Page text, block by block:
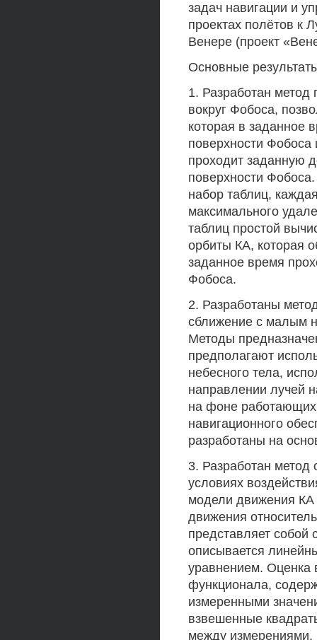
задач навигации и
проектах полётов к
Венере (проект
Основные
1. Разработан метод
вокруг Фобоса,
которая в заданное
поверхности
проходит заданную
поверхности
набор таблиц,
максимального
таблиц простой
орбиты КА, которая
заданное время
Фобоса.
2. Разработаны
сближение с малым
Методы
предполагают
небесного тела,
направлении лучей
на фоне
навигационного
разработаны на
3. Разработан
условиях
модели движения КА
движения
представляет
описывается
уравнением. Оценка
функционала,
измеренными
взвешенные
между измерениями.